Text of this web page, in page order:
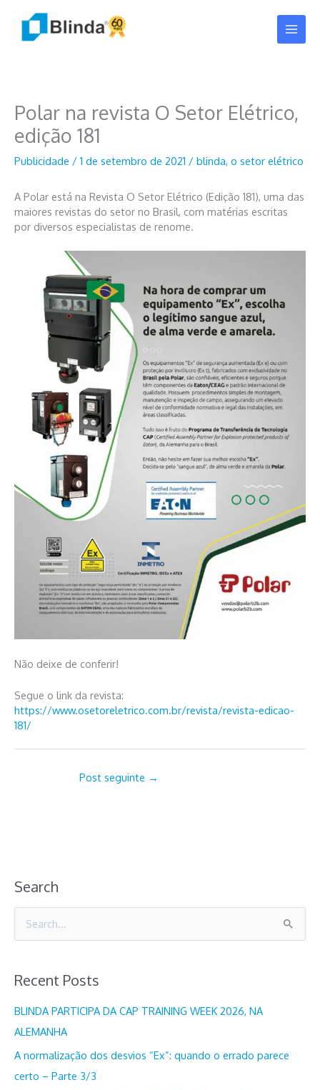
Polar na revista O Setor Elétrico,
edição 181
Publicidade / 1 de setembro de 2021 / blinda, o setor elétrico
A Polar está na Revista O Setor Elétrico (Edição 181), uma das
maiores revistas do setor no Brasil, com matérias escritas
por diversos especialistas de renome.
Não deixe de conferir!
Segue o link da revista:
https://www.osetoreletrico.com.br/revista/revista-edicao-
181/
Post seguinte →
Search
q
a
r
Recent Posts
BLINDA PARTICIPA DA CAP TRAINING WEEK 2026, NA
ALEMANHA
A normalização dos desvios “Ex”: quando o errado parece
certo – Parte 3/3